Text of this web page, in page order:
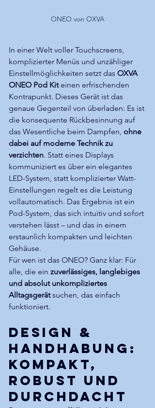
ONEO von OXVA
In einer Welt voller Touchscreens,
komplizierter Menüs und unzähliger
Einstellmöglichkeiten setzt das OXVA
ONEO Pod Kit einen erfrischenden
Kontrapunkt. Dieses Gerät ist das
genaue Gegenteil von überladen: Es ist
die konsequente Rückbesinnung auf
das Wesentliche beim Dampfen, ohne
dabei auf moderne Technik zu
verzichten. Statt eines Displays
kommuniziert es über ein elegantes
LED-System, statt komplizierter Watt-
Einstellungen regelt es die Leistung
vollautomatisch. Das Ergebnis ist ein
Pod-System, das sich intuitiv und sofort
verstehen lässt – und das in einem
erstaunlich kompakten und leichten
Gehäuse.
Für wen ist das ONEO? Ganz klar: Für
alle, die ein zuverlässiges, langlebiges
und absolut unkompliziertes
Alltagsgerät suchen, das einfach
funktioniert.
Design &
Handhabung:
Kompakt,
robust und
durchdacht